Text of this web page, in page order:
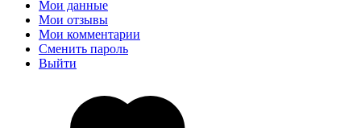
Мои данные
Мои отзывы
Мои комментарии
Сменить пароль
Выйти